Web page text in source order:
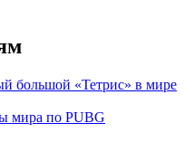
большой «Тетрис» в мире
мира по PUBG